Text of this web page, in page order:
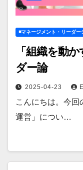
◾️マネージメント・リーダー
「組織を動
ダー論
2025-04-23
こんにちは。今回
運営」につい…